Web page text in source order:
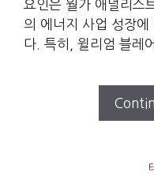
요인은 월가 애널리스
의 에너지 사업 성장에
다. 특히, 윌리엄 블레